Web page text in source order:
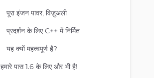
पूरा इंजन पावर, विज़ुअली
प्रदर्शन के लिए C++ में निर्मित
यह क्यों महत्वपूर्ण है?
हमारे पास 1.6 के लिए और भी है!